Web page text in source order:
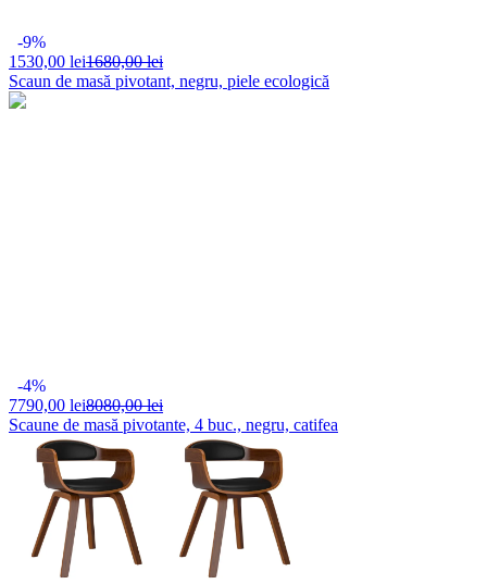
-9%
1530,00 lei1680,00 lei
Scaun de masă pivotant, negru, piele ecologică
-4%
7790,00 lei8080,00 lei
Scaune de masă pivotante, 4 buc., negru, catifea